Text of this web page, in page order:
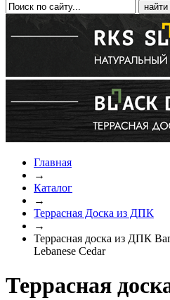
Главная
→
Каталог
→
Террасная Доска из ДПК
→
Террасная доска из ДПК
Lebanese Cedar
Террасная